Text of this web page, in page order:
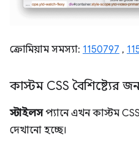
ক্রোমিয়াম সমস্যা: 1150797 ,
কাস্টম CSS বৈশিষ্ট্যের
স্টাইলসপ্যানে এখন কাস্টম
দেখানো হচ্ছে।